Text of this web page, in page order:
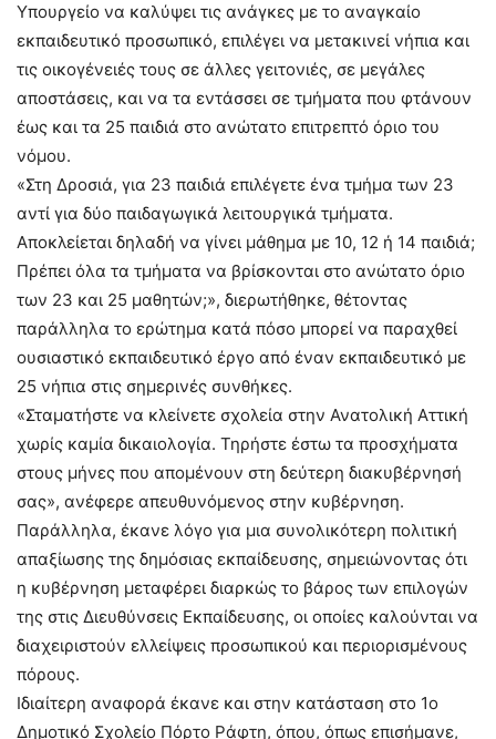
Υπουργείο να καλύψει τις ανάγκες με το αναγκαίο
εκπαιδευτικό προσωπικό, επιλέγει να μετακινεί νήπια και
τις οικογένειές τους σε άλλες γειτονιές, σε μεγάλες
αποστάσεις, και να τα εντάσσει σε τμήματα που φτάνουν
έως και τα 25 παιδιά στο ανώτατο επιτρεπτό όριο του
νόμου.
«Στη Δροσιά, για 23 παιδιά επιλέγετε ένα τμήμα των 23
αντί για δύο παιδαγωγικά λειτουργικά τμήματα.
Αποκλείεται δηλαδή να γίνει μάθημα με 10, 12 ή 14 παιδιά;
Πρέπει όλα τα τμήματα να βρίσκονται στο ανώτατο όριο
των 23 και 25 μαθητών;», διερωτήθηκε, θέτοντας
παράλληλα το ερώτημα κατά πόσο μπορεί να παραχθεί
ουσιαστικό εκπαιδευτικό έργο από έναν εκπαιδευτικό με
25 νήπια στις σημερινές συνθήκες.
«Σταματήστε να κλείνετε σχολεία στην Ανατολική Αττική
χωρίς καμία δικαιολογία. Τηρήστε έστω τα προσχήματα
στους μήνες που απομένουν στη δεύτερη διακυβέρνησή
σας», ανέφερε απευθυνόμενος στην κυβέρνηση.
Παράλληλα, έκανε λόγο για μια συνολικότερη πολιτική
απαξίωσης της δημόσιας εκπαίδευσης, σημειώνοντας ότι
η κυβέρνηση μεταφέρει διαρκώς το βάρος των επιλογών
της στις Διευθύνσεις Εκπαίδευσης, οι οποίες καλούνται να
διαχειριστούν ελλείψεις προσωπικού και περιορισμένους
πόρους.
Ιδιαίτερη αναφορά έκανε και στην κατάσταση στο 1ο
Δημοτικό Σχολείο Πόρτο Ράφτη, όπου, όπως επισήμανε,